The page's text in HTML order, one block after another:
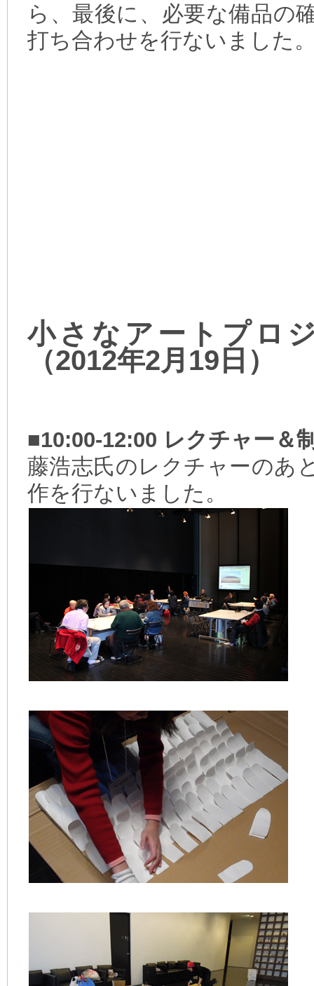
ら、最後に、必要な備品の
打ち合わせを行ないました
小さなアートプロ
（2012年2月19日）
■10:00-12:00 レクチャー＆
藤浩志氏のレクチャーのあ
作を行ないました。